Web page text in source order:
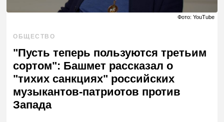
Фото: YouTube
ОБЩЕСТВО
"Пусть теперь пользуются третьим
сортом": Башмет рассказал о
"тихих санкциях" российских
музыкантов-патриотов против
Запада